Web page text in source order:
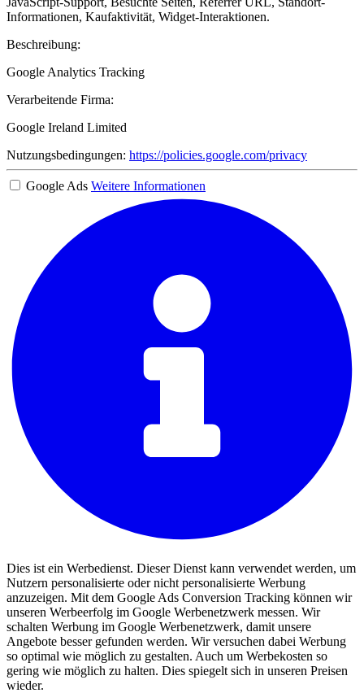
Informationen, Kaufaktivität, Widget-Interaktionen.
Beschreibung:
Google Analytics Tracking
Verarbeitende Firma:
Google Ireland Limited
Nutzungsbedingungen: https://policies.google.com/privacy
Google Ads Weitere Informationen
Dies ist ein Werbedienst. Dieser Dienst kann verwendet werden, um
Nutzern personalisierte oder nicht personalisierte Werbung
anzuzeigen. Mit dem Google Ads Conversion Tracking können wir
unseren Werbeerfolg im Google Werbenetzwerk messen. Wir
schalten Werbung im Google Werbenetzwerk, damit unsere
Angebote besser gefunden werden. Wir versuchen dabei Werbung
so optimal wie möglich zu gestalten. Auch um Werbekosten so
gering wie möglich zu halten. Dies spiegelt sich in unseren Preisen
wieder.